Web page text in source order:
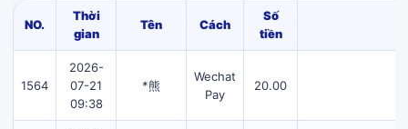
NO.
Thời
gian
Tên Cách
Số
tiền
1564
2026-
07-21
09:38
*熊
Wechat
Pay
20.00